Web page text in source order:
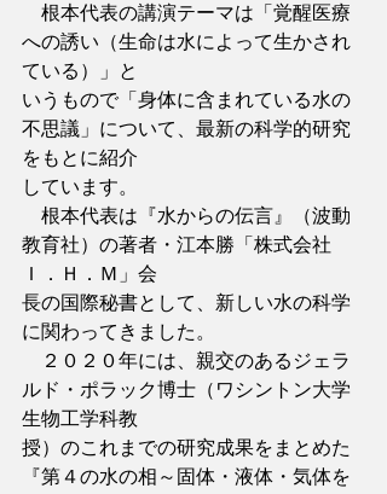
根本代表の講演テーマは「覚醒医療
への誘い（生命は水によって生かされ
ている）」と
いうもので「身体に含まれている水の
不思議」について、最新の科学的研究
をもとに紹介
しています。
根本代表は『水からの伝言』（波動
教育社）の著者・江本勝「株式会社
Ｉ．Ｈ．Ｍ」会
長の国際秘書として、新しい水の科学
に関わってきました。
２０２０年には、親交のあるジェラ
ルド・ポラック博士（ワシントン大学
生物工学科教
授）のこれまでの研究成果をまとめた
『第４の水の相～固体・液体・気体を